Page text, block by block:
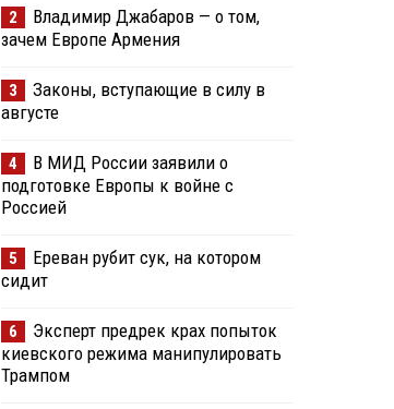
2
Владимир Джабаров — о том,
зачем Европе Армения
3
Законы, вступающие в силу в
августе
4
В МИД России заявили о
подготовке Европы к войне с
Россией
5
Ереван рубит сук, на котором
сидит
6
Эксперт предрек крах попыток
киевского режима манипулировать
Трампом